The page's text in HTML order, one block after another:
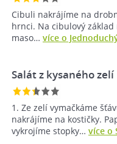
Cibuli nakrájíme na
hrnci. Na cibulový
maso… více o
Salát z kysaného zelí
1. Ze zelí vymačkáme
nakrájíme na kostičky.
vykrojíme stopky… více o